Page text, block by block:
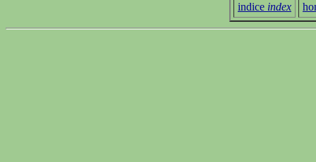
indice index